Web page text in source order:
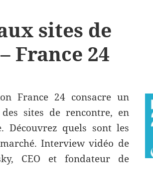
sites de
France 24
France 24 consacre un
sites de rencontre, en
Découvrez quels sont les
Interview vidéo de
CEO et fondateur de